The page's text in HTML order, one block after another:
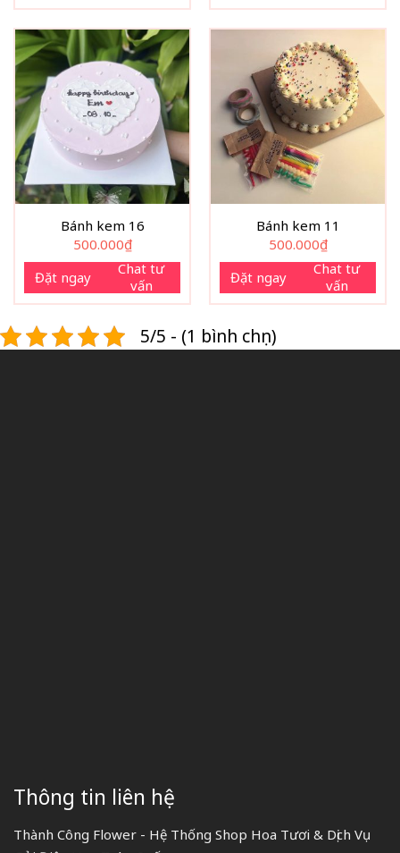
Bánh kem 16
500.000₫
Đặt ngay
Chat tư
vấn
Bánh kem 11
500.000₫
Đặt ngay
Chat tư
vấn
5/5 - (1 bình chọn)
Thông tin liên hệ
Thành Công Flower - Hệ Thống Shop Hoa Tươi & Dịch Vụ